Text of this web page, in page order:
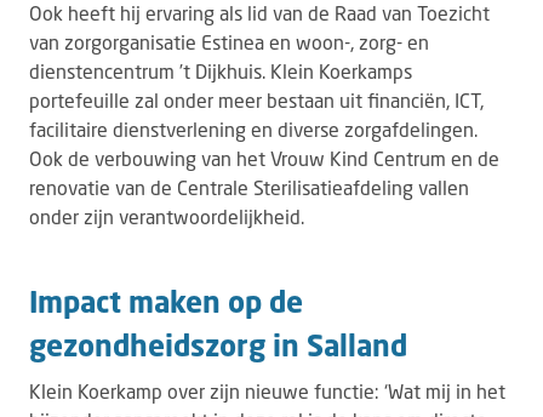
Ook heeft hij ervaring als lid van de Raad van Toezicht
van zorgorganisatie Estinea en woon-, zorg- en
dienstencentrum ’t Dijkhuis. Klein Koerkamps
portefeuille zal onder meer bestaan uit financiën, ICT,
facilitaire dienstverlening en diverse zorgafdelingen.
Ook de verbouwing van het Vrouw Kind Centrum en de
renovatie van de Centrale Sterilisatieafdeling vallen
onder zijn verantwoordelijkheid.
Impact maken op de
gezondheidszorg in Salland
Klein Koerkamp over zijn nieuwe functie: ‘Wat mij in het